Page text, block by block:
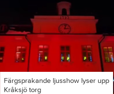
Färgsprakande ljusshow lyser upp
Kråksjö torg